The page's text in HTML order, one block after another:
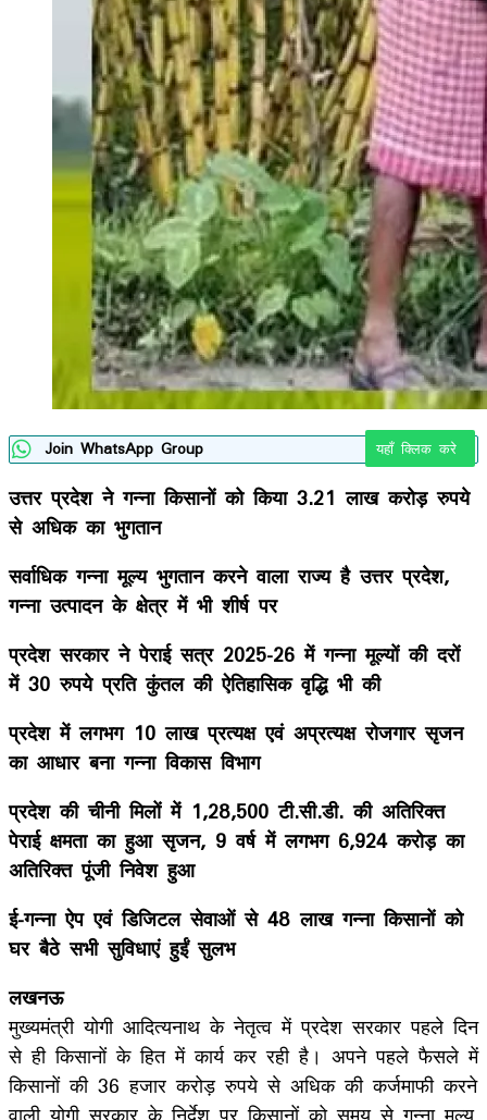
Join WhatsApp Group यहाँ क्लिक करे
उत्तर प्रदेश ने गन्ना किसानों को किया 3.21 लाख करोड़ रुपये
से अधिक का भुगतान
सर्वाधिक गन्ना मूल्य भुगतान करने वाला राज्य है उत्तर प्रदेश,
गन्ना उत्पादन के क्षेत्र में भी शीर्ष पर
प्रदेश सरकार ने पेराई सत्र 2025-26 में गन्ना मूल्यों की दरों
में 30 रुपये प्रति कुंतल की ऐतिहासिक वृद्धि भी की
प्रदेश में लगभग 10 लाख प्रत्यक्ष एवं अप्रत्यक्ष रोजगार सृजन
का आधार बना गन्ना विकास विभाग
प्रदेश की चीनी मिलों में 1,28,500 टी.सी.डी. की अतिरिक्त
पेराई क्षमता का हुआ सृजन, 9 वर्ष में लगभग 6,924 करोड़ का
अतिरिक्त पूंजी निवेश हुआ
ई-गन्ना ऐप एवं डिजिटल सेवाओं से 48 लाख गन्ना किसानों को
घर बैठे सभी सुविधाएं हुईं सुलभ
लखनऊ
मुख्यमंत्री योगी आदित्यनाथ के नेतृत्व में प्रदेश सरकार पहले दिन
से ही किसानों के हित में कार्य कर रही है। अपने पहले फैसले में
किसानों की 36 हजार करोड़ रुपये से अधिक की कर्जमाफी करने